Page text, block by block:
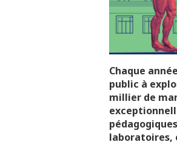
Chaque
public à
millier de
laboratoires,